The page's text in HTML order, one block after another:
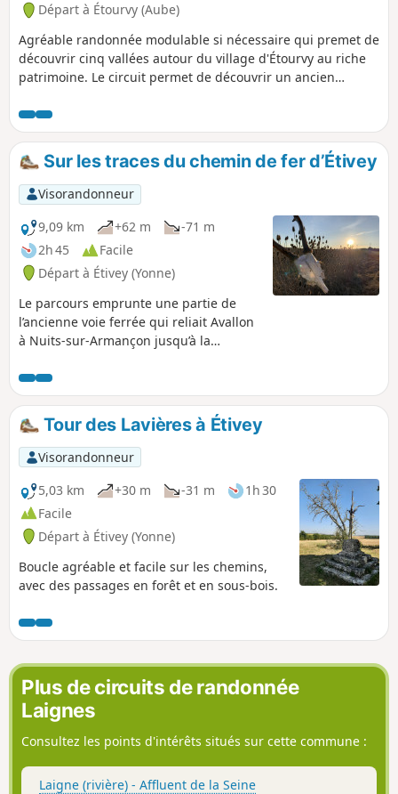
Départ à Étourvy (Aube)
Agréable randonnée modulable si nécessaire qui premet de
découvrir cinq vallées autour du village d'Étourvy au riche
patrimoine. Le circuit permet de découvrir un ancien
originaux, etc... Le tout dans des paysages variés alliant les
cultures aux forêts.
Sur les traces du chemin de fer d’Étivey
Visorandonneur
9,09 km
+62 m
-71 m
2h 45
Facile
Départ à Étivey (Yonne)
Le parcours emprunte une partie de
l’ancienne voie ferrée qui reliait Avallon
à Nuits-sur-Armançon jusqu’à la
randonnée pour tous, sans difficulté,
avec des paysages variés entre champs
et sous-bois.
Tour des Lavières à Étivey
Visorandonneur
5,03 km
+30 m -31 m
1h 30
Facile
Départ à Étivey (Yonne)
Boucle agréable et facile sur les chemins,
avec des passages en forêt et en sous-bois.
Plus de circuits de randonnée
Laignes
Consultez les points d'intérêts situés sur cette commune :
Laigne (rivière) - Affluent de la Seine